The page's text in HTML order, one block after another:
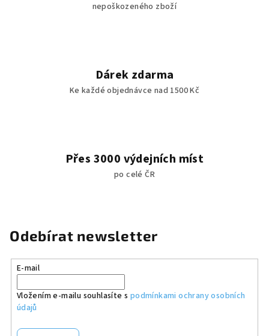
nepoškozeného zboží
Dárek zdarma
Ke každé objednávce nad 1500 Kč
Přes 3000 výdejních míst
po celé ČR
Odebírat newsletter
E-mail
Vložením e-mailu souhlasíte s podmínkami ochrany osobních
údajů